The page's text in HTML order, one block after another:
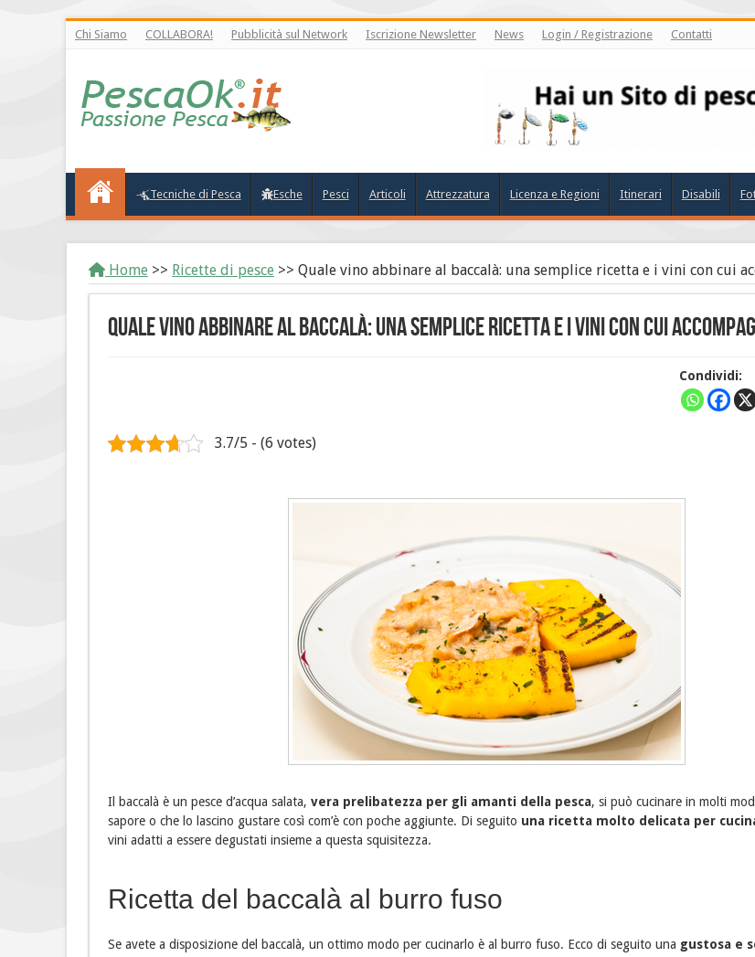
Chi Siamo COLLABORA! Pubblicità sul Network Iscrizione Newsletter News Login / Registrazione Contatti
Tecniche di Pesca Esche Pesci Articoli Attrezzatura Licenza e Regioni Itinerari Disabili
Home >> Ricette di pesce >> Quale vino abbinare al baccalà: una semplice ricetta e i vini con cui
Quale vino abbinare al baccalà: una semplice ricetta e i vini con cui
Condividi:
3.7/5 - (6 votes)
Il baccalà è un pesce d’acqua salata, vera prelibatezza per gli amanti della pesca, si può cucinare in molti
sapore o che lo lascino gustare così com’è con poche aggiunte. Di seguito una ricetta molto delicata per
vini adatti a essere degustati insieme a questa squisitezza.
Ricetta del baccalà al burro fuso
Se avete a disposizione del baccalà, un ottimo modo per cucinarlo è al burro fuso. Ecco di seguito una gustosa e